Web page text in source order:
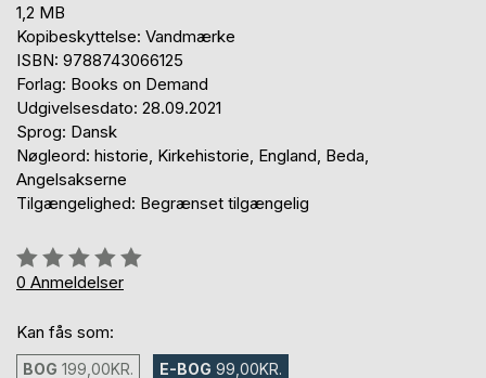
1,2 MB
Kopibeskyttelse: Vandmærke
ISBN: 9788743066125
Forlag: Books on Demand
Udgivelsesdato: 28.09.2021
Sprog: Dansk
Nøgleord: historie, Kirkehistorie, England, Beda,
Angelsakserne
Tilgængelighed: Begrænset tilgængelig
Anmeldelse::
0%
0 Anmeldelser
Kan fås som:
BOG 199,00KR. E-BOG 99,00KR.